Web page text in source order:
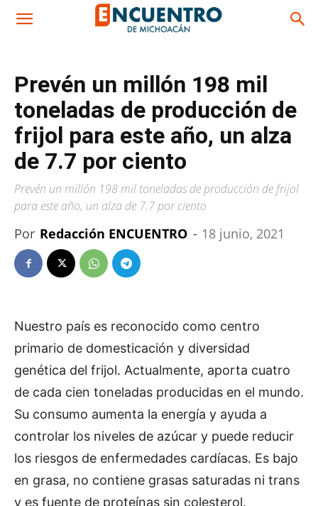
Prevén un millón 198 mil
toneladas de producción de
frijol para este año, un alza
de 7.7 por ciento
Prevén un millón 198 mil toneladas de producción de frijol
para este año, un alza de 7.7 por ciento
Por Redacción ENCUENTRO - 18 junio, 2021
Nuestro país es reconocido como centro
primario de domesticación y diversidad
genética del frijol. Actualmente, aporta cuatro
de cada cien toneladas producidas en el mundo.
​Su consumo aumenta la energía y ayuda a
controlar los niveles de azúcar y puede reducir
los riesgos de enfermedades cardíacas. Es bajo
en grasa, no contiene grasas saturadas ni trans
y es fuente de proteínas sin colesterol.